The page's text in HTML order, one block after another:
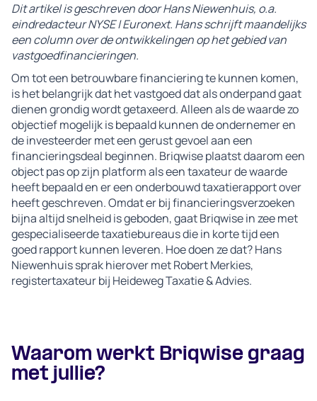
Dit artikel is geschreven door Hans Niewenhuis, o.a.
eindredacteur NYSE | Euronext. Hans schrijft maandelijks
een column over de ontwikkelingen op het gebied van
vastgoedfinancieringen.
Om tot een betrouwbare financiering te kunnen komen,
is het belangrijk dat het vastgoed dat als onderpand gaat
dienen grondig wordt getaxeerd. Alleen als de waarde zo
objectief mogelijk is bepaald kunnen de ondernemer en
de investeerder met een gerust gevoel aan een
financieringsdeal beginnen. Briqwise plaatst daarom een
object pas op zijn platform als een taxateur de waarde
heeft bepaald en er een onderbouwd taxatierapport over
heeft geschreven. Omdat er bij financieringsverzoeken
bijna altijd snelheid is geboden, gaat Briqwise in zee met
gespecialiseerde taxatiebureaus die in korte tijd een
goed rapport kunnen leveren. Hoe doen ze dat? Hans
Niewenhuis sprak hierover met Robert Merkies,
registertaxateur bij Heideweg Taxatie & Advies.
Waarom werkt Briqwise graag
met jullie?